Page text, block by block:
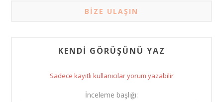
BIZE ULAŞIN
KENDI GÖRÜŞÜNÜ YAZ
Sadece kayıtlı kullanıcılar yorum yazabilir
İnceleme başlığı: